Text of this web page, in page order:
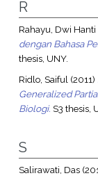
R
Rahayu, Dwi Hanti
dengan Bahasa
thesis, UNY.
Ridlo, Saiful(2011)
Generalized
Biologi. S3 thesis,
S
Salirawati, Das